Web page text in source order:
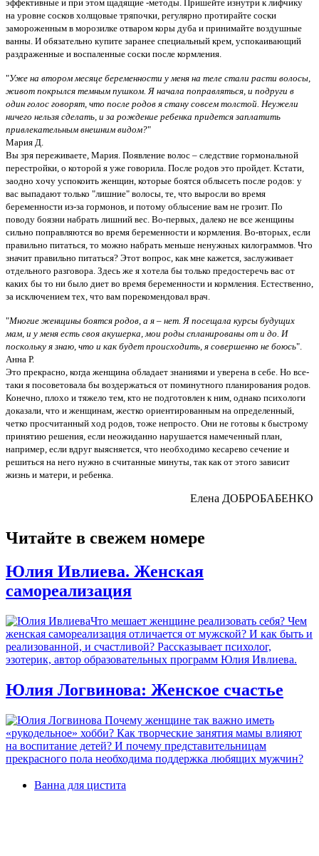
эффективные и при этом щадящие -методы. Пришейте изнутри к лифчику
на уровне сосков холщовые тряпочки, регулярно протирайте соски
замороженным в морозилке отваром коры дуба и принимайте воздушные
ванны. И обязательно купите заранее специальный крем, успокаивающий
раздраженные и воспаленные соски после кормления.
"Уже на втором месяце беременности у меня на теле стали расти волосы,
живот покрылся темным пушком. Я начала поправляться, и подруги в
один голос говорят, что после родов я стану совсем толстой. Неужели
ничего нельзя сделать, и за рождение ребенка придется заплатить
привлекательным внешним видом?"
Мария Д.
Вы зря переживаете, Мария. Появление волос – следствие гормональной
перестройки, о которой я уже говорила. После родов это пройдет. Кстати,
заодно хочу успокоить женщин, которые боятся облысеть после родов: у
вас выпадают только "лишние" волосы, те, что выросли во время
беременности из-за гормонов, и потому облысение вам не грозит. По
поводу боязни набрать лишний вес. Во-первых, далеко не все женщины
сильно поправляются во время беременности и кормления. Во-вторых, если
правильно питаться, то можно набрать меньше ненужных килограммов. Что
значит правильно питаться? Этот вопрос, как мне кажется, заслуживает
отдельного разговора. Здесь же я хотела бы только предостеречь вас от
каких бы то ни было диет во время беременности и кормления. Естественно,
за исключением тех, что вам порекомендовал врач.
"Многие женщины боятся родов, а я – нет. Я посещала курсы будущих
мам, и у меня есть своя акушерка, мои роды спланированы от и до. И
поскольку я знаю, что и как будет происходить, я совершенно не боюсь".
Анна Р.
Это прекрасно, когда женщина обладает знаниями и уверена в себе. Но все-
таки я посоветовала бы воздержаться от поминутного планирования родов.
Конечно, плохо и тяжело тем, кто не подготовлен к ним, однако психологи
доказали, что и женщинам, жестко ориентированным на определенный,
четко просчитанный ход родов, тоже непросто. Они не готовы к быстрому
принятию решения, если неожиданно нарушается намеченный план,
например, если вдруг выясняется, что необходимо кесарево сечение и
решиться на него нужно в считанные минуты, так как от этого зависит
жизнь и матери, и ребенка.
Елена ДОБРОБАБЕНКО
Читайте в свежем номере
Юлия Ивлиева. Женская
самореализация
Что мешает женщине реализовать себя? Чем
женская самореализация отличается от мужской? И как быть и
реализованной, и счастливой? Рассказывает психолог,
эзотерик, автор образовательных программ Юлия Ивлиева.
Юлия Логвинова: Женское счастье
Почему женщине так важно иметь
«рукодельное» хобби? Как творческие занятия мамы влияют
на воспитание детей? И почему представительницам
прекрасного пола необходима поддержка любящих мужчин?
Ванна для цистита